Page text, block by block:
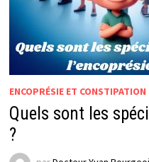
ENCOPRÉSIE ET CONSTIPATION
Quels sont les
?